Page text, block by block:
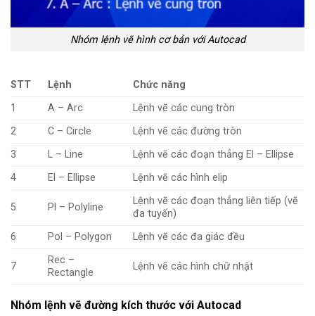
Nhóm lệnh vẽ hình cơ bản với Autocad
STT Lệnh
Chức năng
1
A – Arc
Lệnh vẽ các cung tròn
2
C – Circle
Lệnh vẽ các đường tròn
3
L – Line
Lệnh vẽ các đoạn thẳng El – Ellipse
4
El – Ellipse Lệnh vẽ các hình elip
5 Pl – Polyline
Lệnh vẽ các đoạn thẳng liên tiếp (vẽ
đa tuyến)
6
Pol – Polygon Lệnh vẽ các đa giác đều
7
Rec –
Rectangle
Lệnh vẽ các hình chữ nhật
Nhóm lệnh vẽ đường kích thước với Autocad